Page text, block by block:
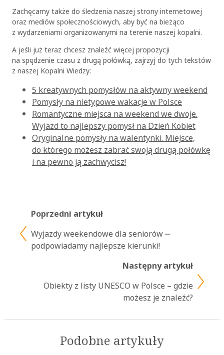
Zachęcamy także do śledzenia naszej strony internetowej
oraz mediów społecznościowych, aby być na bieżąco
z wydarzeniami organizowanymi na terenie naszej kopalni.
A jeśli już teraz chcesz znaleźć więcej propozycji
na spędzenie czasu z drugą połówką, zajrzyj do tych tekstów
z naszej Kopalni Wiedzy:
5 kreatywnych pomysłów na aktywny weekend
Pomysły na nietypowe wakacje w Polsce
Romantyczne miejsca na weekend we dwoje.
Wyjazd to najlepszy pomysł na Dzień Kobiet
Oryginalne pomysły na walentynki. Miejsce,
do którego możesz zabrać swoją drugą połówkę
i na pewno ją zachwycisz!
Poprzedni artykuł
Wyjazdy weekendowe dla seniorów ‒
podpowiadamy najlepsze kierunki!
Następny artykuł
Obiekty z listy UNESCO w Polsce – gdzie
możesz je znaleźć?
Podobne artykuły